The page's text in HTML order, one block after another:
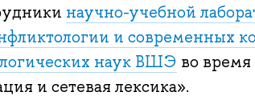
научно-учебной
и современных
наук ВШЭ во
и сетевая лексика».